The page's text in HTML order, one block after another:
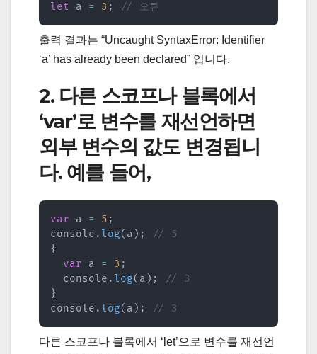
let a = 3 ; // 오류
출력 결과는 “Uncaught SyntaxError: Identifier
‘a’ has already been declared” 입니다.
2. 다른 스코프나 블록에서
‘var’로 변수를 재선언하면
외부 변수의 값도 변경됩니
다. 예를 들어,
var a = 5 ;
console . log( a ) ;
// 5
{
var a = 3 ;
  console
. log( a ) ;
// 3
}
console . log( a ) ; // 3
다른 스코프나 블록에서 ‘let’으로 변수를 재선언